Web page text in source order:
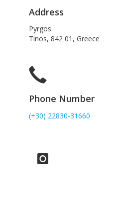
Address
Pyrgos
Tinos, 842 01, Greece
Phone Number
(+30) 22830-31660